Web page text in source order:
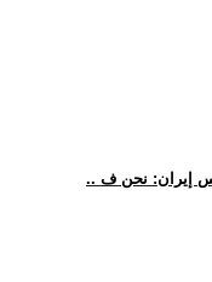
إيران: نحن ف